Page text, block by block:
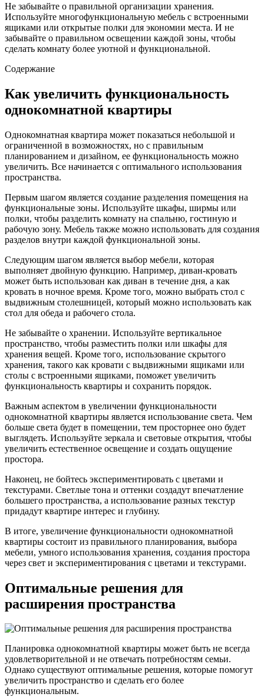
Не забывайте о правильной организации хранения.
Используйте многофункциональную мебель с встроенными
ящиками или открытые полки для экономии места. И не
забывайте о правильном освещении каждой зоны, чтобы
сделать комнату более уютной и функциональной.
Содержание
Как увеличить функциональность
однокомнатной квартиры
Однокомнатная квартира может показаться небольшой и
ограниченной в возможностях, но с правильным
планированием и дизайном, ее функциональность можно
увеличить. Все начинается с оптимального использования
пространства.
Первым шагом является создание разделения помещения на
функциональные зоны. Используйте шкафы, ширмы или
полки, чтобы разделить комнату на спальню, гостиную и
рабочую зону. Мебель также можно использовать для создания
разделов внутри каждой функциональной зоны.
Следующим шагом является выбор мебели, которая
выполняет двойную функцию. Например, диван-кровать
может быть использован как диван в течение дня, а как
кровать в ночное время. Кроме того, можно выбрать стол с
выдвижным столешницей, который можно использовать как
стол для обеда и рабочего стола.
Не забывайте о хранении. Используйте вертикальное
пространство, чтобы разместить полки или шкафы для
хранения вещей. Кроме того, использование скрытого
хранения, такого как кровати с выдвижными ящиками или
столы с встроенными ящиками, поможет увеличить
функциональность квартиры и сохранить порядок.
Важным аспектом в увеличении функциональности
однокомнатной квартиры является использование света. Чем
больше света будет в помещении, тем просторнее оно будет
выглядеть. Используйте зеркала и световые открытия, чтобы
увеличить естественное освещение и создать ощущение
простора.
Наконец, не бойтесь экспериментировать с цветами и
текстурами. Светлые тона и оттенки создадут впечатление
большего пространства, а использование разных текстур
придадут квартире интерес и глубину.
В итоге, увеличение функциональности однокомнатной
квартиры состоит из правильного планирования, выбора
мебели, умного использования хранения, создания простора
через свет и экспериментирования с цветами и текстурами.
Оптимальные решения для
расширения пространства
Планировка однокомнатной квартиры может быть не всегда
удовлетворительной и не отвечать потребностям семьи.
Однако существуют оптимальные решения, которые помогут
увеличить пространство и сделать его более
функциональным.